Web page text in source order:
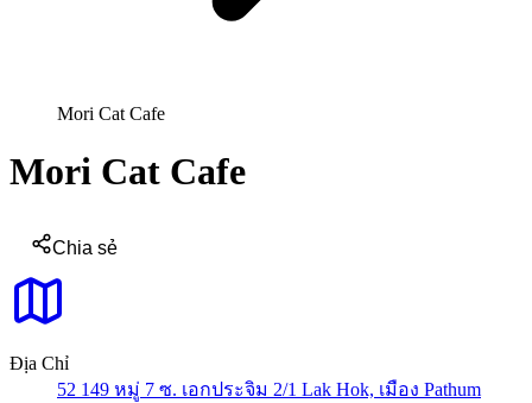
Mori Cat Cafe
Mori Cat Cafe
Chia sẻ
Địa Chỉ
52 149 หมู่ 7 ซ. เอกประจิม 2/1 Lak Hok, เมือง Pathum